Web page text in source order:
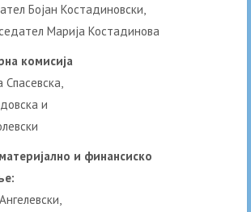
Бојан Костадиновски,
Марија Костадинова
комисија
Спасевска,
и
и финансиско